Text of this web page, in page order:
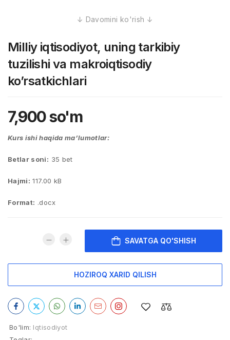
Milliy iqtisodiyot, uning tarkibiy
tuzilishi va makroiqtisodiy
ko’rsatkichlari
7,900so'm
Kurs ishi haqida ma’lumotlar:
Betlar soni: 35 bet
Hajmi: 117.00 kB
Format: .docx
SAVATGA QO'SHISH
HOZIROQ XARID QILISH
Bo'lim: Iqtisodiyot